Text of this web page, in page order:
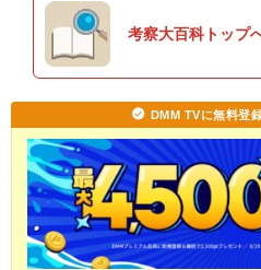
考察大百科トップ
DMM TVに無料登